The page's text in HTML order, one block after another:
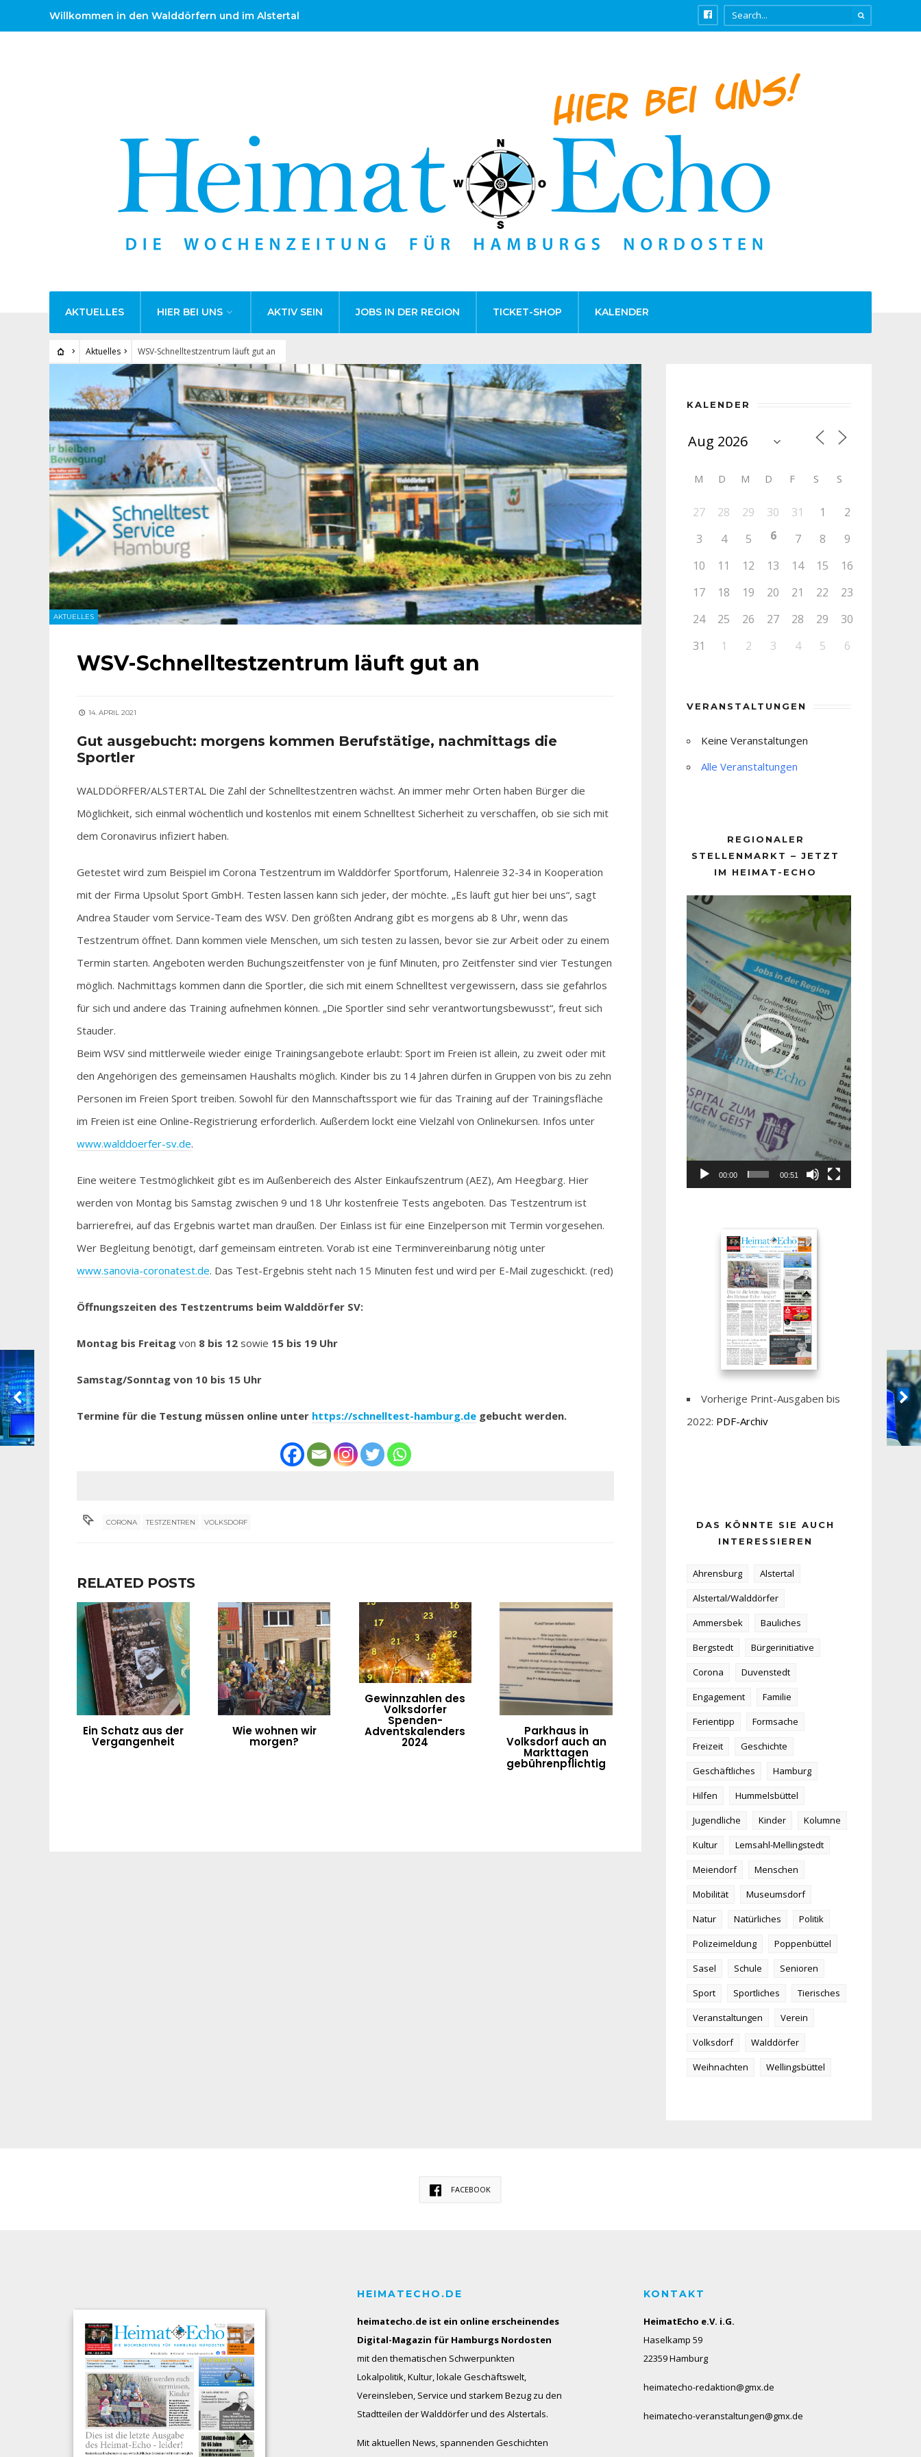
Willkommen in den Walddörfern und im Alstertal
AKTUELLES HIER BEI UNS AKTIV SEIN JOBS IN DER REGION TICKET-SHOP KALENDER
Aktuelles WSV-Schnelltestzentrum läuft gut an
AKTUELLES
WSV-Schnelltestzentrum läuft gut an
14. APRIL 2021
Gut ausgebucht: morgens kommen Berufstätige, nachmittags die
Sportler
WALDDÖRFER/ALSTERTAL Die Zahl der Schnelltestzentren wächst. An immer mehr Orten haben Bürger die
Möglichkeit, sich einmal wöchentlich und kostenlos mit einem Schnelltest Sicherheit zu verschaffen, ob sie sich mit
dem Coronavirus infiziert haben.
Getestet wird zum Beispiel im Corona Testzentrum im Walddörfer Sportforum, Halenreie 32-34 in Kooperation
mit der Firma Upsolut Sport GmbH. Testen lassen kann sich jeder, der möchte. „Es läuft gut hier bei uns“, sagt
Andrea Stauder vom Service-Team des WSV. Den größten Andrang gibt es morgens ab 8 Uhr, wenn das
Testzentrum öffnet. Dann kommen viele Menschen, um sich testen zu lassen, bevor sie zur Arbeit oder zu einem
Termin starten. Angeboten werden Buchungszeitfenster von je fünf Minuten, pro Zeitfenster sind vier Testungen
möglich. Nachmittags kommen dann die Sportler, die sich mit einem Schnelltest vergewissern, dass sie gefahrlos
für sich und andere das Training aufnehmen können. „Die Sportler sind sehr verantwortungsbewusst“, freut sich
Stauder.
Beim WSV sind mittlerweile wieder einige Trainingsangebote erlaubt: Sport im Freien ist allein, zu zweit oder mit
den Angehörigen des gemeinsamen Haushalts möglich. Kinder bis zu 14 Jahren dürfen in Gruppen von bis zu zehn
Personen im Freien Sport treiben. Sowohl für den Mannschaftssport wie für das Training auf der Trainingsfläche
im Freien ist eine Online-Registrierung erforderlich. Außerdem lockt eine Vielzahl von Onlinekursen. Infos unter
www.walddoerfer-sv.de.
Eine weitere Testmöglichkeit gibt es im Außenbereich des Alster Einkaufszentrum (AEZ), Am Heegbarg. Hier
werden von Montag bis Samstag zwischen 9 und 18 Uhr kostenfreie Tests angeboten. Das Testzentrum ist
barrierefrei, auf das Ergebnis wartet man draußen. Der Einlass ist für eine Einzelperson mit Termin vorgesehen.
Wer Begleitung benötigt, darf gemeinsam eintreten. Vorab ist eine Terminvereinbarung nötig unter
www.sanovia-coronatest.de. Das Test-Ergebnis steht nach 15 Minuten fest und wird per E-Mail zugeschickt. (red)
Öffnungszeiten des Testzentrums beim Walddörfer SV:
Montag bis Freitag von 8 bis 12 sowie 15 bis 19 Uhr
Samstag/Sonntag von 10 bis 15 Uhr
Termine für die Testung müssen online unter https://schnelltest-hamburg.de gebucht werden.
CORONA TESTZENTREN VOLKSDORF
RELATED POSTS
Ein Schatz aus der
Vergangenheit
Wie wohnen wir
morgen?
Gewinnzahlen des
Volksdorfer
Spenden-
Adventskalenders
2024
Parkhaus in
Volksdorf auch an
Markttagen
gebührenpflichtig
KALENDER
M D M D F S S
27 28 29 30 31 1
2
3
4 5 6 7 8
9
10
11 12 13 14 15
16
17
18 19 20 21 22
23
24
25 26 27 28 29
30
31
1 2 3 4 5 6
VERANSTALTUNGEN
Keine Veranstaltungen
Alle Veranstaltungen
REGIONALER
STELLENMARKT – JETZT
IM HEIMAT-ECHO
Player
00:00 00:51
Vorherige Print-Ausgaben bis
2022: PDF-Archiv
DAS KÖNNTE SIE AUCH
INTERESSIEREN
Ahrensburg
Alstertal
Alstertal/Walddörfer
Ammersbek
Bauliches
Bergstedt
Bürgerinitiative
Corona
Duvenstedt
Engagement
Familie
Ferientipp
Formsache
Freizeit
Geschichte
Geschäftliches
Hamburg
Hilfen
Hummelsbüttel
Jugendliche
Kinder
Kolumne
Kultur
Lemsahl-Mellingstedt
Meiendorf
Menschen
Mobilität
Museumsdorf
Natur
Natürliches
Politik
Polizeimeldung
Poppenbüttel
Sasel
Schule
Senioren
Sport
Sportliches
Tierisches
Veranstaltungen
Verein
Volksdorf
Walddörfer
Weihnachten
Wellingsbüttel
FACEBOOK
HEIMATECHO.DE
heimatecho.de ist ein online erscheinendes
Digital-Magazin für Hamburgs Nordosten
mit den thematischen Schwerpunkten
Lokalpolitik, Kultur, lokale Geschäftswelt,
Vereinsleben, Service und starkem Bezug zu den
Stadtteilen der Walddörfer und des Alstertals.
Mit aktuellen News, spannenden Geschichten
KONTAKT
HeimatEcho e.V. i.G.
Haselkamp 59
22359 Hamburg
heimatecho-redaktion@gmx.de
heimatecho-veranstaltungen@gmx.de